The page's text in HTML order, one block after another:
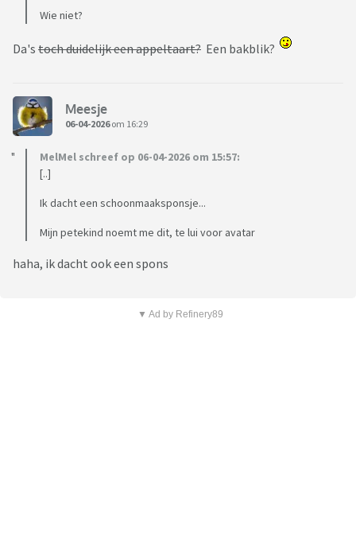
Wie niet?
Da's toch duidelijk een appeltaart? Een bakblik?
Meesje
06-04-2026om 16:29
MelMel schreef op 06-04-2026 om 15:57:
[..]
Ik dacht een schoonmaaksponsje...
Mijn petekind noemt me dit, te lui voor avatar
haha, ik dacht ook een spons
▼ Ad by Refinery89